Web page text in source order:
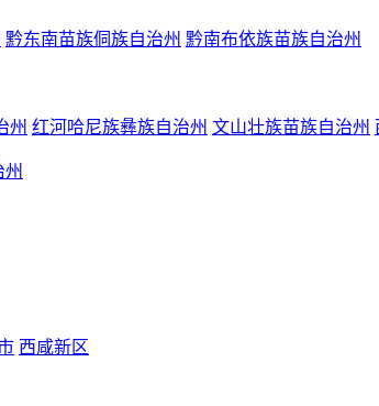
黔东南苗族侗族自治州 黔南布依族苗族自治州
州 红河哈尼族彝族自治州 文山壮族苗族自治州
西咸新区